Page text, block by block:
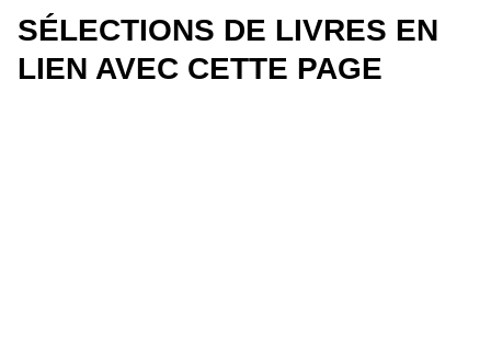
SÉLECTIONS DE LIVRES EN
LIEN AVEC CETTE PAGE